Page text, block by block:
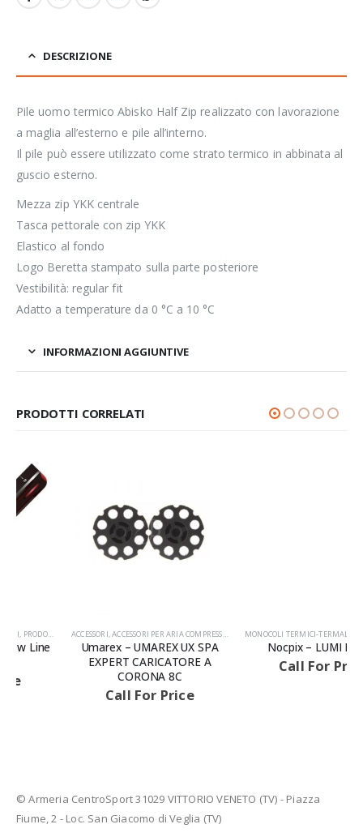
DESCRIZIONE
Pile uomo termico Abisko Half Zip realizzato con lavorazione
a maglia all’esterno e pile all’interno.
Il pile può essere utilizzato come strato termico in abbinata al
guscio esterno.
Mezza zip YKK centrale
Tasca pettorale con zip YKK
Elastico al fondo
Logo Beretta stampato sulla parte posteriore
Vestibilità: regular fit
Adatto a temperature da 0 °C a 10 °C
INFORMAZIONI AGGIUNTIVE
PRODOTTI CORRELATI
ACCESSORI ACCESSORI PER ARIA COMPRESSA ,PRODOTTI
Umarex – UMAREX UX SPA
EXPERT CARICATORE A
CORONA 8C
Call For Price
MONOCOLI TERMICI-TERMAL CAMERA,OTTICHE NOTTURNE
Nocpix – LUMI LH35R
Call For Price
© Armeria CentroSport 31029 VITTORIO VENETO (TV) - Piazza
Fiume, 2 - Loc. San Giacomo di Veglia (TV)
AVVISIAMO LA GENTILE CLIENTELA
LE ARMI E LE MUNIZIONI E I FU